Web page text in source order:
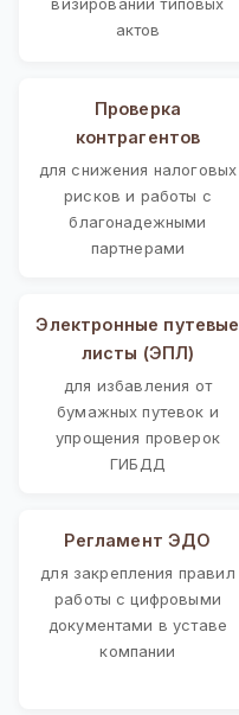
актов
Проверка
контрагентов
для снижения налоговых
рисков и работы с
благонадежными
партнерами
Электронные путевые
листы (ЭПЛ)
для избавления от
бумажных путевок и
упрощения проверок
ГИБДД
Регламент ЭДО
для закрепления правил
работы с цифровыми
документами в уставе
компании